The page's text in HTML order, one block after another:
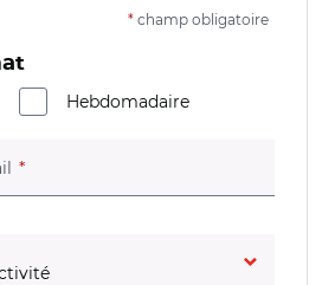
* champ obligatoire
Hebdomadaire
(champ obligatoire)